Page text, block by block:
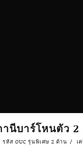
านีบาร์โหนตัว
รหัส OUC รุ่นพิเศษ 2 ด้าน
เ